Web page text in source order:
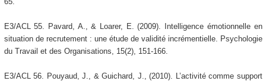
E3/ACL 55. Pavard, A., & Loarer, E. (2009). Intelligence émotionnelle en
situation de recrutement : une étude de validité incrémentielle. Psychologie
du Travail et des Organisations, 15(2), 151-166.
E3/ACL 56. Pouyaud, J., & Guichard, J., (2010). L’activité comme support